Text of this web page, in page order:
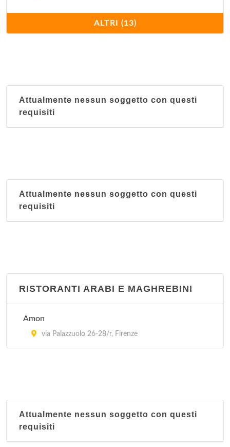
via della Condotta 17/r, Firenze
L'Abbondanza
La Nuova Città Imperiale
via Pratese 100/108/r, Firenze
ALTRI (13)
Attualmente nessun soggetto con questi
requisiti
Attualmente nessun soggetto con questi
requisiti
RISTORANTI ARABI E MAGHREBINI
Amon
via Palazzuolo 26-28/r, Firenze
Attualmente nessun soggetto con questi
requisiti